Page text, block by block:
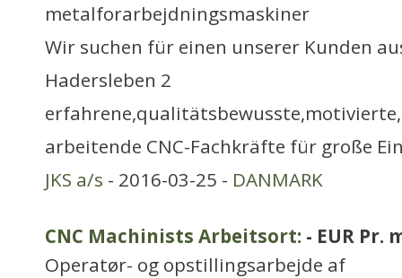
metalforarbejdningsmaskiner
Wir suchen für einen unserer Kunden
Hadersleben 2
arbeitende CNC-Fachkräfte für große
JKS a/s - 2016-03-25 - DANMARK
CNC Machinists Arbeitsort: - EUR Pr.
Operatør- og opstillingsarbejde af